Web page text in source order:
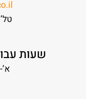
טל’ : 074-
שעות
א’-הי